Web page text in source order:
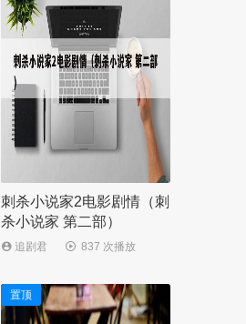
刺杀小说家2电影剧情（刺
杀小说家 第二部）
追剧君 837 次播放
置顶